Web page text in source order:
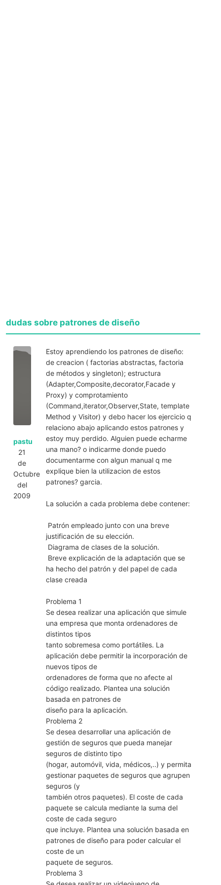
dudas sobre patrones de diseño
pastu
21
de
Octubre
del
2009
Estoy aprendiendo los patrones de diseño:
de creacion ( factorias abstractas, factoria
de métodos y singleton); estructura
(Adapter,Composite,decorator,Facade y
Proxy) y comprotamiento
(Command,iterator,Observer,State, template
Method y Visitor) y debo hacer los ejercicio q
relaciono abajo aplicando estos patrones y
estoy muy perdido. Alguien puede echarme
una mano? o indicarme donde puedo
documentarme con algun manual q me
explique bien la utilizacion de estos
patrones? garcia.
La solución a cada problema debe contener:
 Patrón empleado junto con una breve
justificación de su elección.
 Diagrama de clases de la solución.
 Breve explicación de la adaptación que se
ha hecho del patrón y del papel de cada
clase creada
Problema 1
Se desea realizar una aplicación que simule
una empresa que monta ordenadores de
distintos tipos
tanto sobremesa como portátiles. La
aplicación debe permitir la incorporación de
nuevos tipos de
ordenadores de forma que no afecte al
código realizado. Plantea una solución
basada en patrones de
diseño para la aplicación.
Problema 2
Se desea desarrollar una aplicación de
gestión de seguros que pueda manejar
seguros de distinto tipo
(hogar, automóvil, vida, médicos,..) y permita
gestionar paquetes de seguros que agrupen
seguros (y
también otros paquetes). El coste de cada
paquete se calcula mediante la suma del
coste de cada seguro
que incluye. Plantea una solución basada en
patrones de diseño para poder calcular el
coste de un
paquete de seguros.
Problema 3